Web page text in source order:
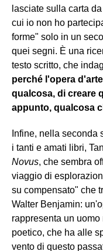
lasciate sulla carta
cui io non ho
forme" solo in un
quei segni. È una
testo scritto, che
perché l'opera
qualcosa, di creare
appunto, qualcosa
Infine, nella seconda
i tanti e amati libri,
Novus, che sembra
viaggio di
su compensato" che
Walter Benjamin:
rappresenta un
poetico, che ha alle
vento di questo